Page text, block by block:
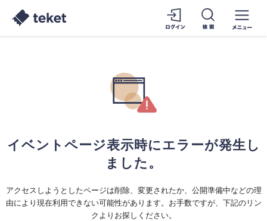
イベントページ表示時にエラーが発生し
ました。
アクセスしようとしたページは削除、変更されたか、公開準備中などの理
由により現在利用できない可能性があります。お手数ですが、下記のリン
クよりお探しください。